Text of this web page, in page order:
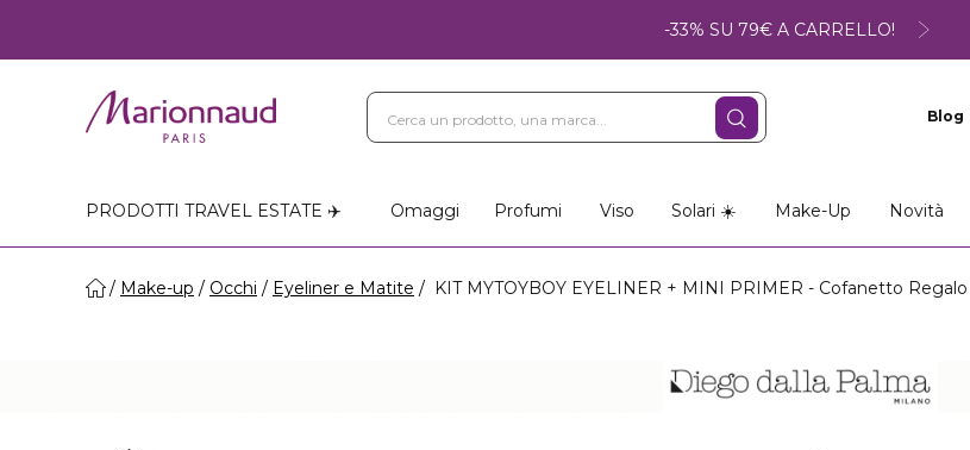
-33% SU 79€ A CARRELLO!
Blog
PRODOTTI TRAVEL ESTATE ✈️ Omaggi Profumi Viso Solari ☀️ Make-Up Novità
Make-up Occhi Eyeliner e Matite KIT MYTOYBOY EYELINER + MINI PRIMER - Cofanetto Regalo